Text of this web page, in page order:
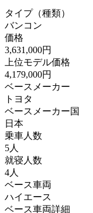
タイプ（種類）
バンコン
価格
3,631,000円
上位モデル価格
4,179,000円
ベースメーカー
トヨタ
ベースメーカー国
日本
乗車人数
5人
就寝人数
4人
ベース車両
ハイエース
ベース車両詳細